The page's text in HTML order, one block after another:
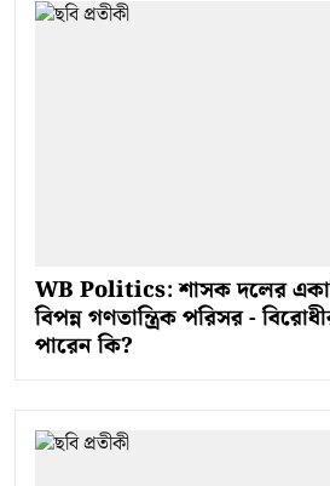
WB Politics: শাসক দলের
বিপন্ন গণতান্ত্রিক পরিসর -
পারেন কি?